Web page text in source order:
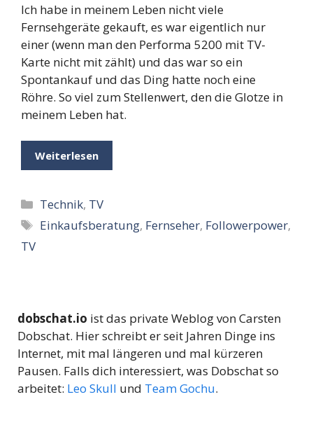
Ich habe in meinem Leben nicht viele
Fernsehgeräte gekauft, es war eigentlich nur
einer (wenn man den Performa 5200 mit TV-
Karte nicht mit zählt) und das war so ein
Spontankauf und das Ding hatte noch eine
Röhre. So viel zum Stellenwert, den die Glotze in
meinem Leben hat.
Weiterlesen
Kategorien
Technik, TV
Schlagwörter
Einkaufsberatung, Fernseher, Followerpower,
TV
dobschat.io ist das private Weblog von Carsten
Dobschat. Hier schreibt er seit Jahren Dinge ins
Internet, mit mal längeren und mal kürzeren
Pausen. Falls dich interessiert, was Dobschat so
arbeitet: Leo Skull und Team Gochu.